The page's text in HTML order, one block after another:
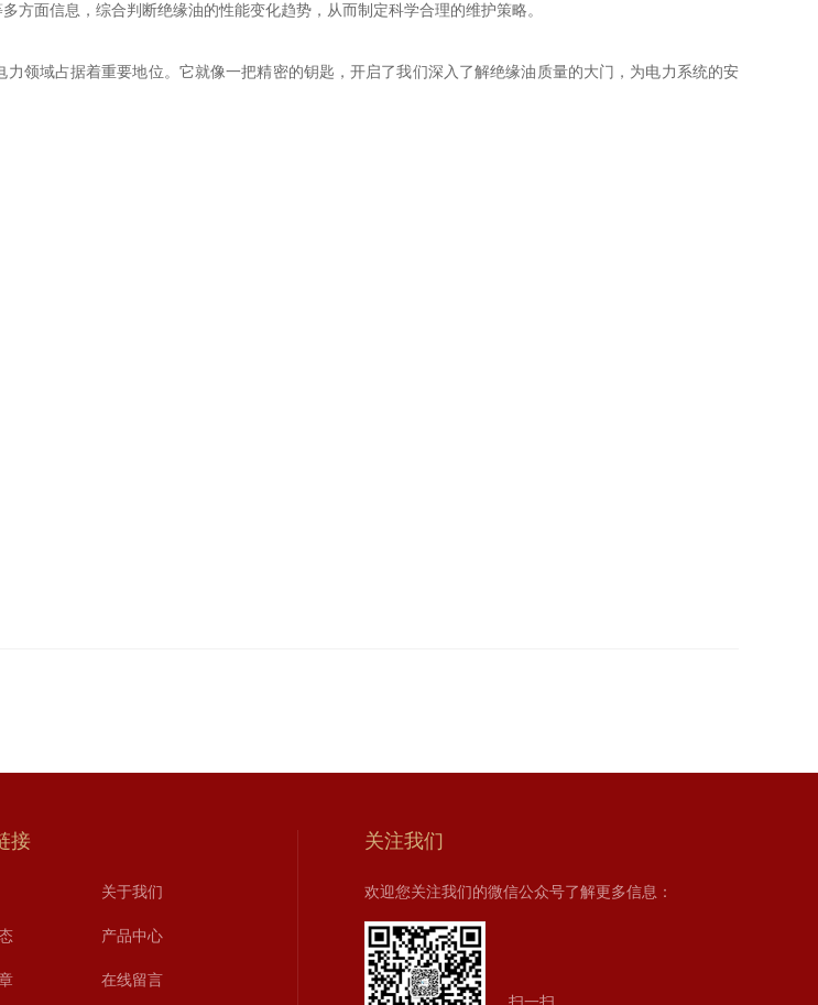
面信息，综合判断绝缘油的性能变化趋势，从而制定科学合理的维护策略。
域占据着重要地位。它就像一把精密的钥匙，开启了我们深入了解绝缘油质量的大门，为电力系统的安
接
关于我们
产品中心
在线留言
关注我们
欢迎您关注我们的微信公众号了解更多信息：